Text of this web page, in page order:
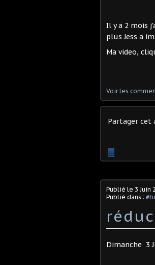
Il y a 2 mois
plus Jess a
Ma video,
Voir les
Partager cet
…
Publié le 3 Juin
Publié dans :
Dimanche 3